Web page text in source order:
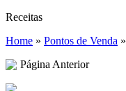
Receitas
Home » Pontos de Venda »
Página Anterior